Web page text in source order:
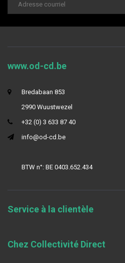
www.od-cd.be
Bredabaan 853
2990 Wuustwezel
+32 (0) 3 633 87 40
info@od-cd.be
BTW n°: BE 0403.652.434
Service à la clientèle
Chez Collectivité Direct